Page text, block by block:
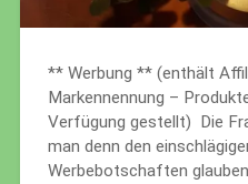
** Werbung ** (enthält
Markennennung –
Verfügung gestellt) Die
man denn den
Werbebotschaften